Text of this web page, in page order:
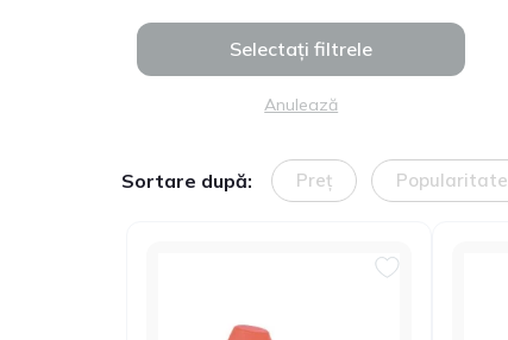
Anulează
Selectați filtrele
Sortare după: Preț Popularitate